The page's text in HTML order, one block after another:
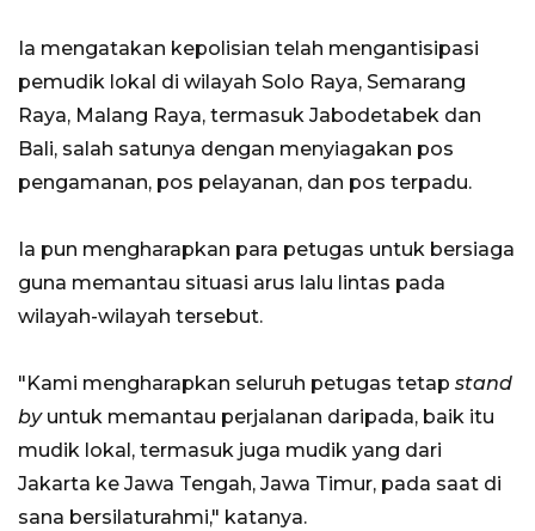
Ia mengatakan kepolisian telah mengantisipasi
pemudik lokal di wilayah Solo Raya, Semarang
Raya, Malang Raya, termasuk Jabodetabek dan
Bali, salah satunya dengan menyiagakan pos
pengamanan, pos pelayanan, dan pos terpadu.
Ia pun mengharapkan para petugas untuk bersiaga
guna memantau situasi arus lalu lintas pada
wilayah-wilayah tersebut.
"Kami mengharapkan seluruh petugas tetap stand
byuntuk memantau perjalanan daripada, baik itu
mudik lokal, termasuk juga mudik yang dari
Jakarta ke Jawa Tengah, Jawa Timur, pada saat di
sana bersilaturahmi," katanya.